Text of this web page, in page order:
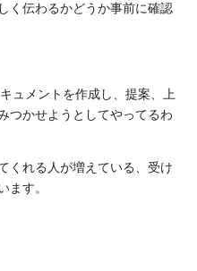
く伝わるかどうか事前に確認
ュメントを作成し、提案、上
つかせようとしてやってるわ
くれる人が増えている、受け
ます。